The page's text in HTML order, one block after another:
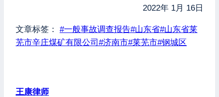
2022年 1月 16日
文章标签： #一般事故调查报告#山东省#山东省莱
芜市辛庄煤矿有限公司 #济南市#莱芜市#钢城区
王康律师